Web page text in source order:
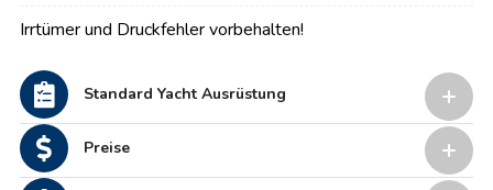
Irrtümer und Druckfehler vorbehalten!
Standard Yacht Ausrüstung
Preise